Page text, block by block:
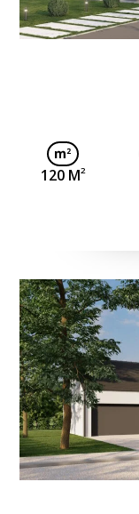
120 M2